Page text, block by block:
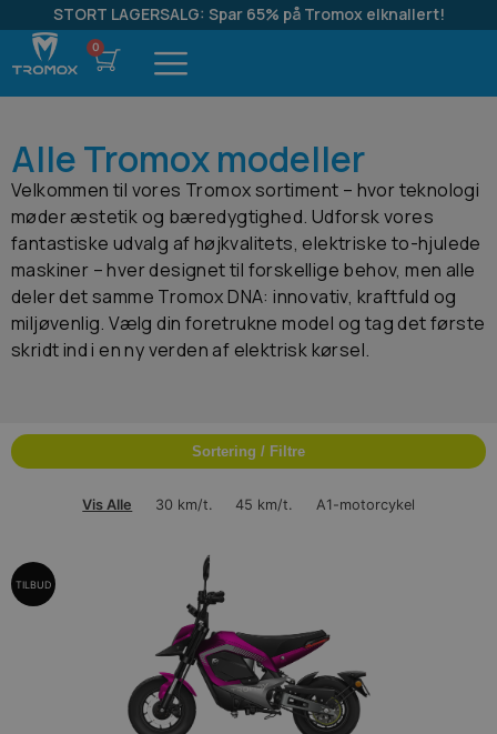
STORT LAGERSALG: Spar 65% på Tromox elknallert!
Alle Tromox modeller
Velkommen til vores Tromox sortiment – hvor teknologi
møder æstetik og bæredygtighed. Udforsk vores
fantastiske udvalg af højkvalitets, elektriske to-hjulede
maskiner – hver designet til forskellige behov, men alle
deler det samme Tromox DNA: innovativ, kraftfuld og
miljøvenlig. Vælg din foretrukne model og tag det første
skridt ind i en ny verden af elektrisk kørsel.
Sortering / Filtre
Vis Alle 30 km/t. 45 km/t. A1-motorcykel
TILBUD